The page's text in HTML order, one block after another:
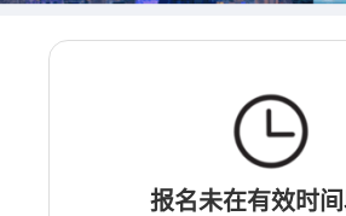
报名未在有效时